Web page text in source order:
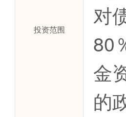
投资范围
对
80
金
的